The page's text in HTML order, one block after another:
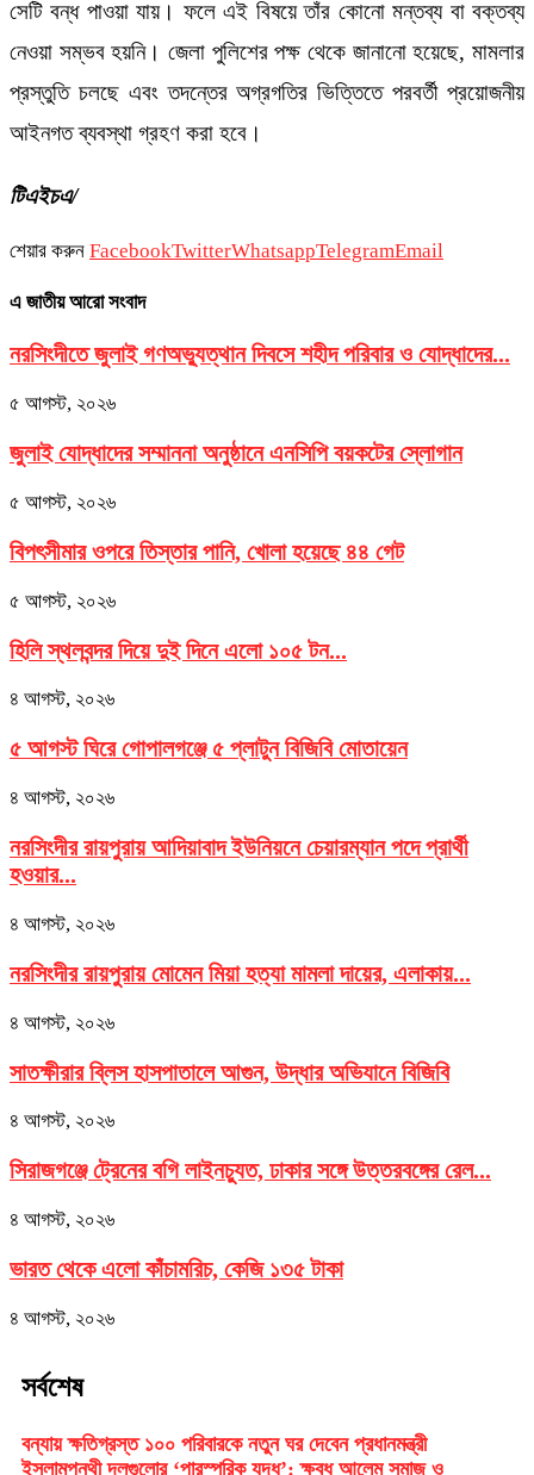
সেটি বন্ধ পাওয়া যায়। ফলে এই বিষয়ে তাঁর কোনো মন্তব্য বা বক্তব্য
নেওয়া সম্ভব হয়নি। জেলা পুলিশের পক্ষ থেকে জানানো হয়েছে, মামলার
প্রস্তুতি চলছে এবং তদন্তের অগ্রগতির ভিত্তিতে পরবর্তী প্রয়োজনীয়
আইনগত ব্যবস্থা গ্রহণ করা হবে।
টিএইচএ/
শেয়ার করুন FacebookTwitterWhatsappTelegramEmail
এ জাতীয় আরো সংবাদ
নরসিংদীতে জুলাই গণঅভ্যুত্থান দিবসে শহীদ পরিবার ও যোদ্ধাদের...
৫ আগস্ট, ২০২৬
জুলাই যোদ্ধাদের সম্মাননা অনুষ্ঠানে এনসিপি বয়কটের স্লোগান
৫ আগস্ট, ২০২৬
বিপৎসীমার ওপরে তিস্তার পানি, খোলা হয়েছে ৪৪ গেট
৫ আগস্ট, ২০২৬
হিলি স্থলবন্দর দিয়ে দুই দিনে এলো ১০৫ টন...
৪ আগস্ট, ২০২৬
৫ আগস্ট ঘিরে গোপালগঞ্জে ৫ প্লাটুন বিজিবি মোতায়েন
৪ আগস্ট, ২০২৬
নরসিংদীর রায়পুরায় আদিয়াবাদ ইউনিয়নে চেয়ারম্যান পদে প্রার্থী
হওয়ার...
৪ আগস্ট, ২০২৬
নরসিংদীর রায়পুরায় মোমেন মিয়া হত্যা মামলা দায়ের, এলাকায়...
৪ আগস্ট, ২০২৬
সাতক্ষীরার ব্লিস হাসপাতালে আগুন, উদ্ধার অভিযানে বিজিবি
৪ আগস্ট, ২০২৬
সিরাজগঞ্জে ট্রেনের বগি লাইনচ্যুত, ঢাকার সঙ্গে উত্তরবঙ্গের রেল...
৪ আগস্ট, ২০২৬
ভারত থেকে এলো কাঁচামরিচ, কেজি ১৩৫ টাকা
৪ আগস্ট, ২০২৬
সর্বশেষ
বন্যায় ক্ষতিগ্রস্ত ১০০ পরিবারকে নতুন ঘর দেবেন প্রধানমন্ত্রী
ইসলামপন্থী দলগুলোর ‘পারস্পরিক যুদ্ধ’: ক্ষুব্ধ আলেম সমাজ ও